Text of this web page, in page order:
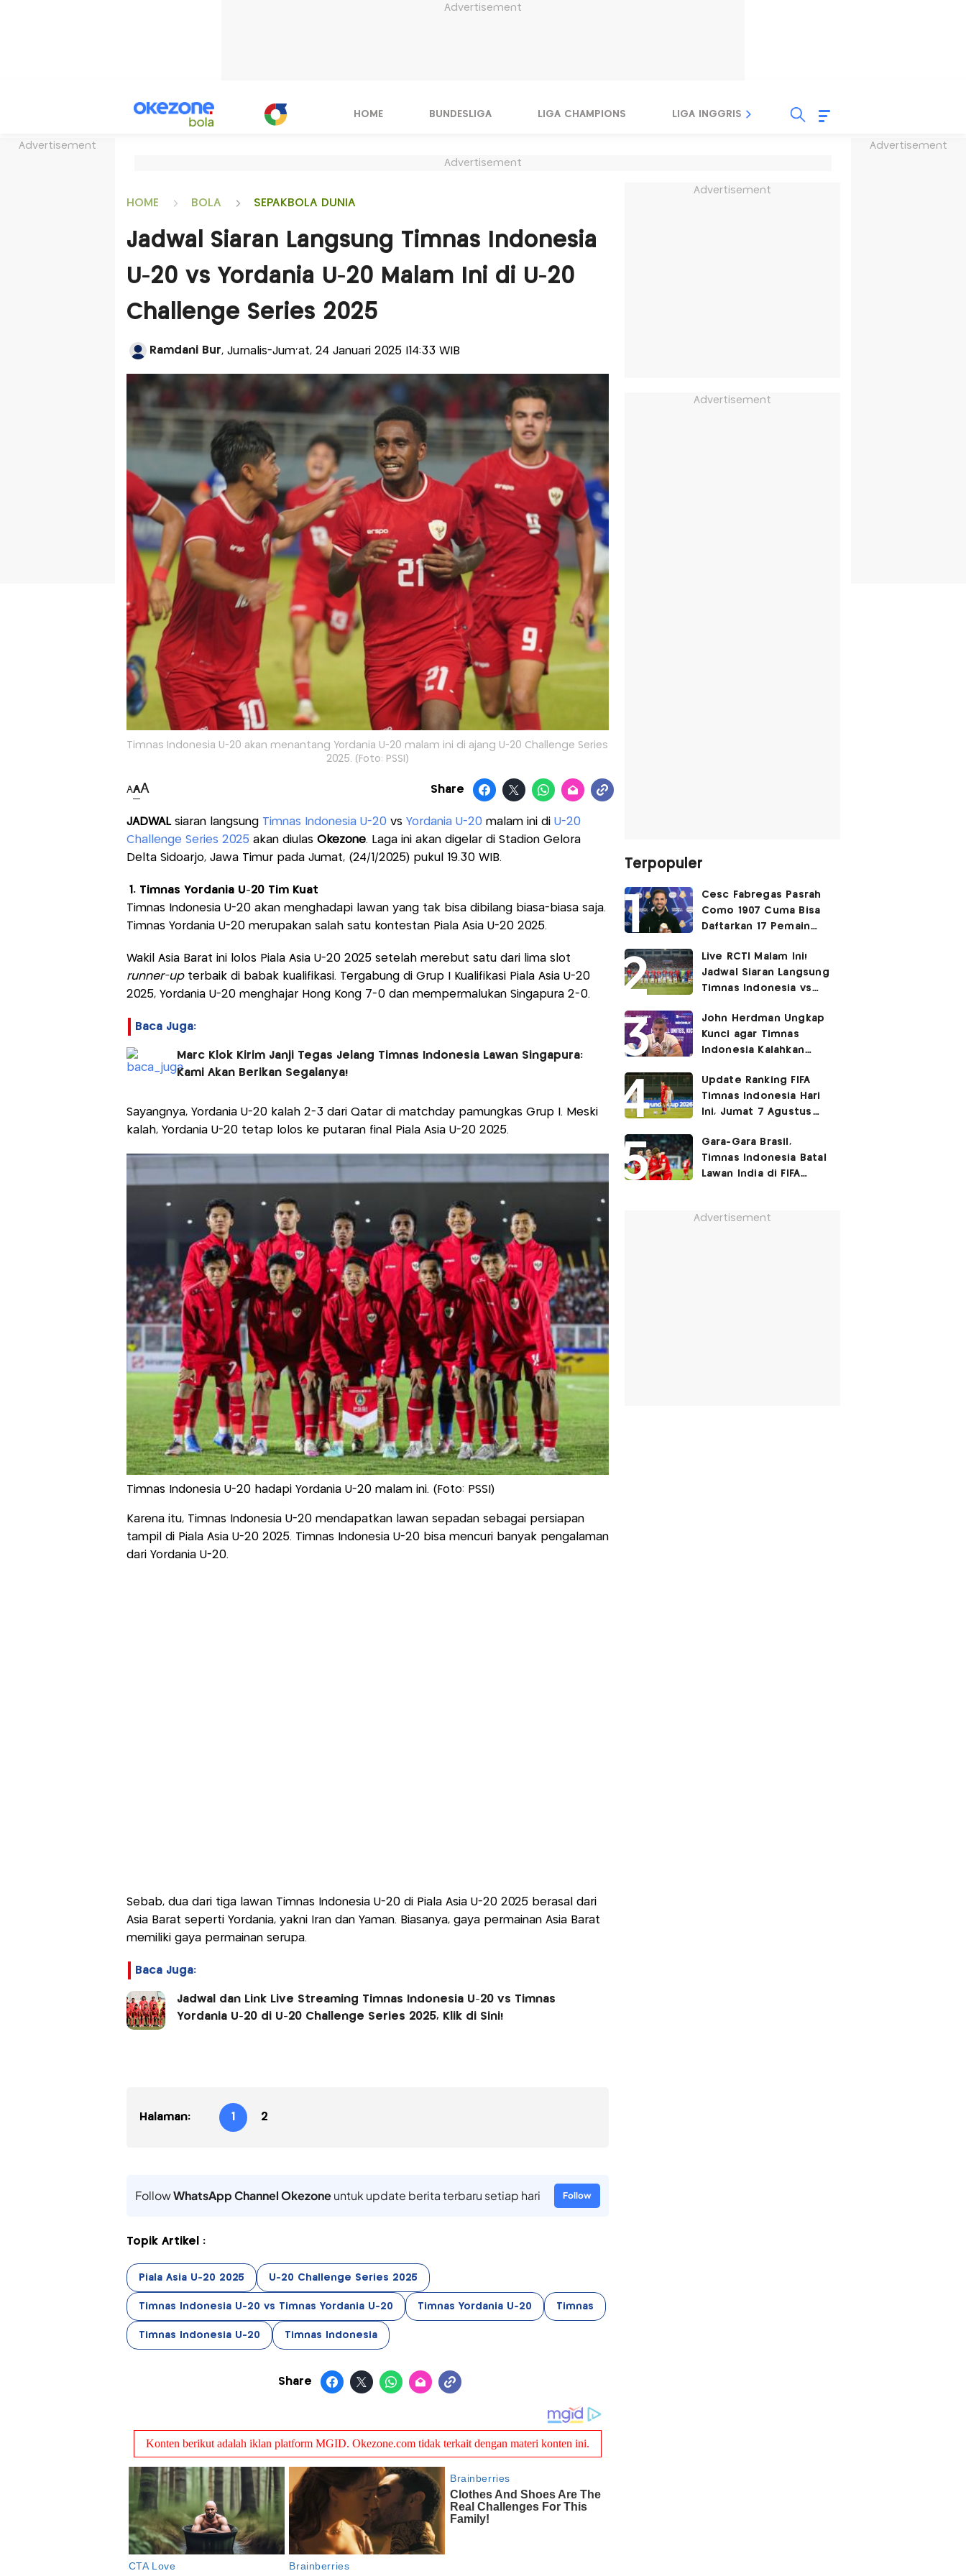
Advertisement
Advertisement Advertisement
HOME BUNDESLIGA LIGA CHAMPIONS LIGA INGGRIS LIGA ITALIA
Advertisement
HOME BOLA SEPAKBOLA DUNIA
Jadwal Siaran Langsung Timnas Indonesia
U-20 vs Yordania U-20 Malam Ini di U-20
Challenge Series 2025
Ramdani Bur, Jurnalis-Jum'at, 24 Januari 2025 |14:33 WIB
Timnas Indonesia U-20 akan menantang Yordania U-20 malam ini di ajang U-20 Challenge Series
2025. (Foto: PSSI)
AAA Share
JADWALsiaran langsung Timnas Indonesia U-20 vs Yordania U-20 malam ini di U-20
Challenge Series 2025 akan diulas Okezone. Laga ini akan digelar di Stadion Gelora
Delta Sidoarjo, Jawa Timur pada Jumat, (24/1/2025) pukul 19.30 WIB.
1. Timnas Yordania U-20 Tim Kuat
Timnas Indonesia U-20 akan menghadapi lawan yang tak bisa dibilang biasa-biasa saja.
Timnas Yordania U-20 merupakan salah satu kontestan Piala Asia U-20 2025.
Wakil Asia Barat ini lolos Piala Asia U-20 2025 setelah merebut satu dari lima slot
runner-upterbaik di babak kualifikasi. Tergabung di Grup I Kualifikasi Piala Asia U-20
2025, Yordania U-20 menghajar Hong Kong 7-0 dan mempermalukan Singapura 2-0.
Baca Juga:
Marc Klok Kirim Janji Tegas Jelang Timnas Indonesia Lawan Singapura:
Kami Akan Berikan Segalanya!
Sayangnya, Yordania U-20 kalah 2-3 dari Qatar di matchday pamungkas Grup I. Meski
kalah, Yordania U-20 tetap lolos ke putaran final Piala Asia U-20 2025.
Timnas Indonesia U-20 hadapi Yordania U-20 malam ini. (Foto: PSSI)
Karena itu, Timnas Indonesia U-20 mendapatkan lawan sepadan sebagai persiapan
tampil di Piala Asia U-20 2025. Timnas Indonesia U-20 bisa mencuri banyak pengalaman
dari Yordania U-20.
Sebab, dua dari tiga lawan Timnas Indonesia U-20 di Piala Asia U-20 2025 berasal dari
Asia Barat seperti Yordania, yakni Iran dan Yaman. Biasanya, gaya permainan Asia Barat
memiliki gaya permainan serupa.
Baca Juga:
Jadwal dan Link Live Streaming Timnas Indonesia U-20 vs Timnas
Yordania U-20 di U-20 Challenge Series 2025, Klik di Sini!
Halaman: 1 2
FollowWhatsApp Channel Okezoneuntuk update berita terbaru setiap hari Follow
Topik Artikel :
Piala Asia U-20 2025 U-20 Challenge Series 2025
Timnas Indonesia U-20 vs Timnas Yordania U-20 Timnas Yordania U-20 Timnas
Timnas Indonesia U-20 Timnas Indonesia
Share
Advertisement
Advertisement
Terpopuler
Cesc Fabregas Pasrah
Como 1907 Cuma Bisa
Daftarkan 17 Pemain
2026-2027
Live RCTI Malam Ini!
Jadwal Siaran Langsung
Timnas Indonesia vs
2026: Laga Hidup Mati
John Herdman Ungkap
Kunci agar Timnas
Indonesia Kalahkan
2026: Tenang tapi
Berapi-api
Update Ranking FIFA
Timnas Indonesia Hari
Ini, Jumat 7 Agustus
Singapura!
Gara-Gara Brasil,
Timnas Indonesia Batal
Lawan India di FIFA
Advertisement